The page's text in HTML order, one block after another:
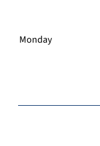
Monday